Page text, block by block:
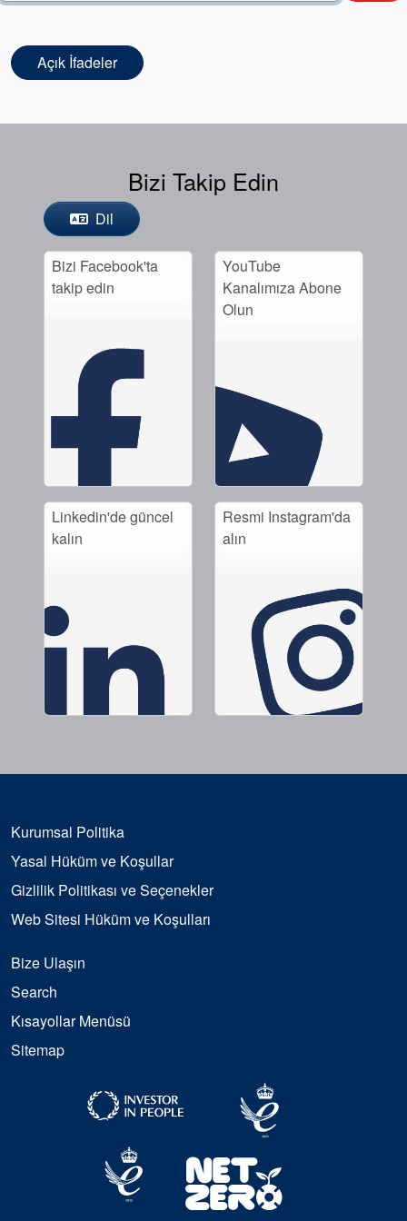
Seal Destek
Sistemi
Sertifikalar ve Standartlar
Bize Ulaşın
Konumlar
Sürdürülebilirlik
Akademi
beyaz bültenler
Açık İfadeler
Bizi Takip Edin
Dil
Bizi Facebook'ta
takip edin
YouTube
Kanalımıza Abone
Olun
Linkedin'de güncel
kalın
Resmi Instagram'da
alın
Kurumsal Politika
Yasal Hüküm ve Koşullar
Gizlilik Politikası ve Seçenekler
Web Sitesi Hüküm ve Koşulları
Bize Ulaşın
Search
Kısayollar Menüsü
Sitemap